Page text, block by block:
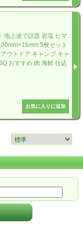
地上波で話題 岩塩 ヒマ
5枚セット
ウトドア キャンプ キャ
おすすめ 肉 海鮮 仕込